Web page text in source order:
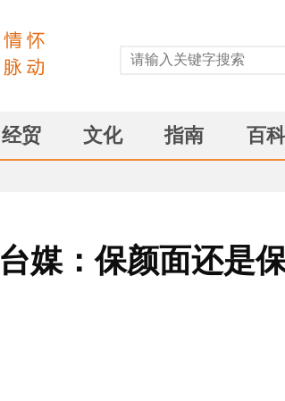
经贸 文化 指南 百科
媒：保颜面还是